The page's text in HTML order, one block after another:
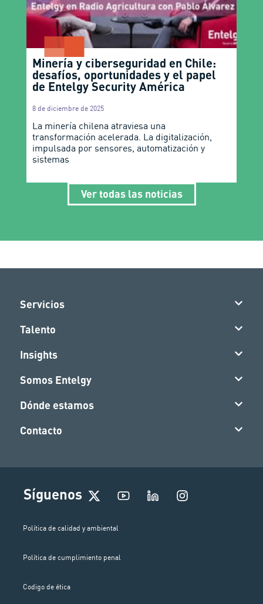
Minería y ciberseguridad en Chile:
desafíos, oportunidades y el papel
de Entelgy Security América
8 de diciembre de 2025
La minería chilena atraviesa una
transformación acelerada. La digitalización,
impulsada por sensores, automatización y
sistemas
Ver todas las noticias
Servicios
Talento
Insights
Somos Entelgy
Dónde estamos
Contacto
Síguenos
I
n
Política de calidad y ambiental
Política de cumplimiento penal
Codigo de ética